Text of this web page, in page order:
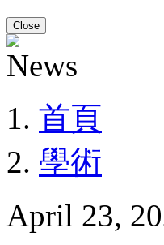
Close
首頁
學術
April 23,